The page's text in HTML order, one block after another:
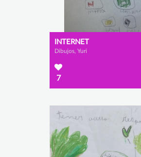
INTERNET
Dibujos, Yuri
7